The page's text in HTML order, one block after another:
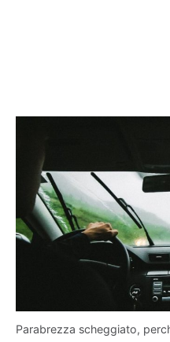
Parabrezza scheggiato,